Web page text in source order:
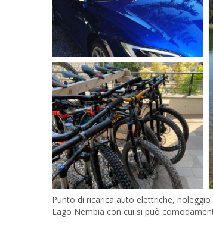
Punto di ricarica auto elettriche, noleggio
Lago Nembia con cui si può